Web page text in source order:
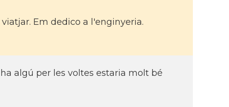
Em dedico a l'enginyeria.
algú per les voltes estaria molt bé